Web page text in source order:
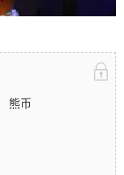
熊币